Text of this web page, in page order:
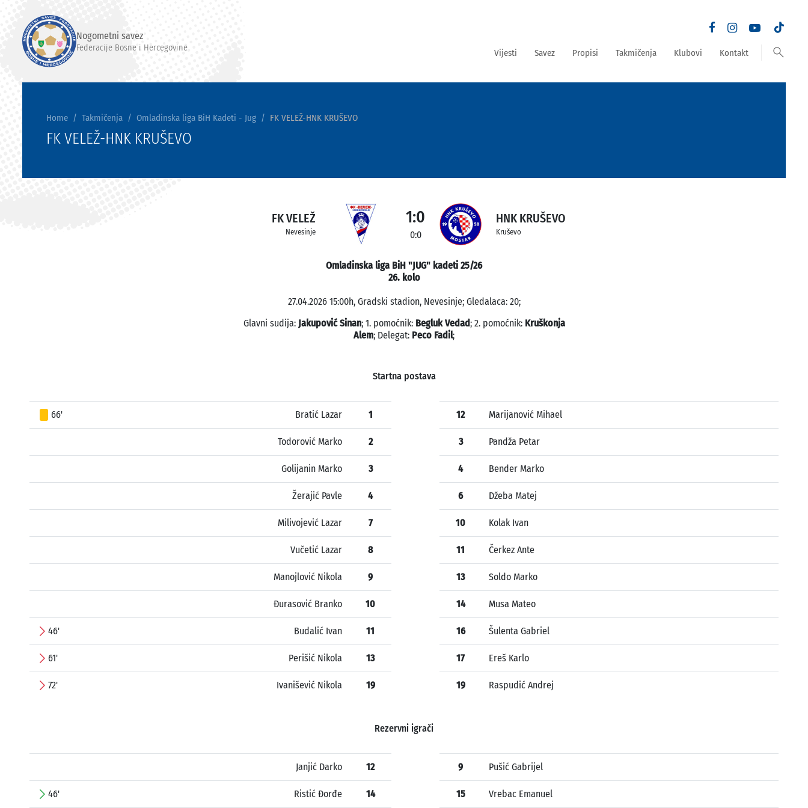
Nogometni savez
Federacije Bosne i Hercegovine Vijesti Savez Propisi Takmičenja Klubovi Kontakt search
Home Takmičenja Omladinska liga BiH Kadeti - Jug FK VELEŽ-HNK KRUŠEVO
FK VELEŽ-HNK KRUŠEVO
FK VELEŽ
Nevesinje
1:0
0:0
HNK KRUŠEVO
Kruševo
Omladinska liga BiH "JUG" kadeti 25/26
26. kolo
27.04.2026 15:00h, Gradski stadion, Nevesinje; Gledalaca: 20;
Glavni sudija: Jakupović Sinan; 1. pomoćnik: Begluk Vedad; 2. pomoćnik: Kruškonja
Alem; Delegat: Peco Fadil;
Startna postava
66' Bratić Lazar 1
Todorović Marko 2
Golijanin Marko 3
Žerajić Pavle 4
Milivojević Lazar 7
Vučetić Lazar 8
Manojlović Nikola 9
Đurasović Branko 10
46' Budalić Ivan 11
61' Perišić Nikola 13
72' Ivanišević Nikola 19
12 Marijanović Mihael
3 Pandža Petar
4 Bender Marko
6 Džeba Matej
10 Kolak Ivan
11 Čerkez Ante
13 Soldo Marko
14 Musa Mateo
16 Šulenta Gabriel
17 Ereš Karlo
19 Raspudić Andrej
Rezervni igrači
Janjić Darko 12
46' Ristić Đorđe 14
9 Pušić Gabrijel
15 Vrebac Emanuel